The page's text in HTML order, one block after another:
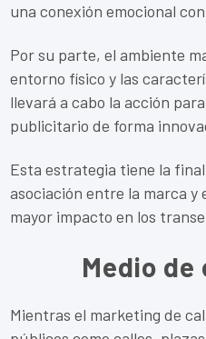
una conexión emocional
Por su parte, el ambiente
entorno físico y las
llevará a cabo la acción
publicitario de forma
Esta estrategia tiene la
asociación entre la marca y
mayor impacto en los
Medio
Mientras el marketing de